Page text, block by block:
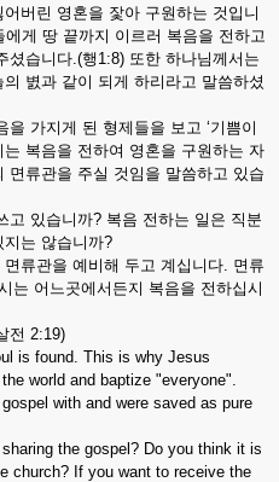
버린 영혼을 잧아 구원하는 것입니
게 땅 끝까지 이르러 복음을 전하고
셨습니다.(행1:8) 또한 하나님께서는
볈과 같이 되게 하리라고 말씀하셨
가지게 된 형제들을 보고 ‘기쁨이
복음을 전하여 영혼을 구원하는 자
면류관을 주실 것임을 말씀하고 있습
고 있습니까? 복음 전하는 일은 직분
는 않습니까?
류관을 예비해 두고 계십니다. 면류
는 어느곳에서든지 복음을 전하십시
전 2:19)
is found. This is why Jesus
world and baptize "everyone".
with and were saved as pure
the gospel? Do you think it is
church? If you want to receive the